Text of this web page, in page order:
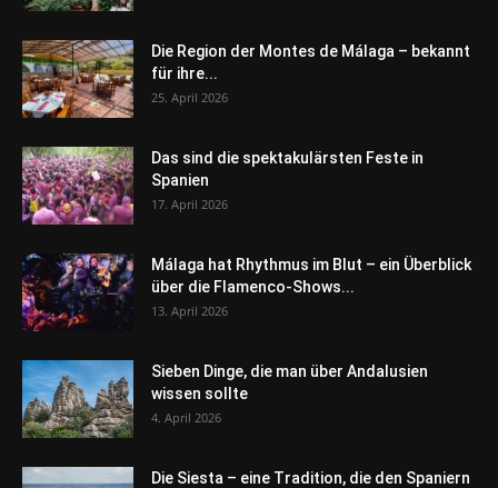
Die Region der Montes de Málaga – bekannt
für ihre...
25. April 2026
Das sind die spektakulärsten Feste in
Spanien
17. April 2026
Málaga hat Rhythmus im Blut – ein Überblick
über die Flamenco-Shows...
13. April 2026
Sieben Dinge, die man über Andalusien
wissen sollte
4. April 2026
Die Siesta – eine Tradition, die den Spaniern